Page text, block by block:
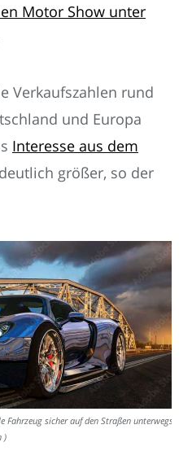
Motor Show unter
Verkaufszahlen rund
und Europa
Interesse aus dem
größer, so der
sicher auf den Straßen unterwegs (
)